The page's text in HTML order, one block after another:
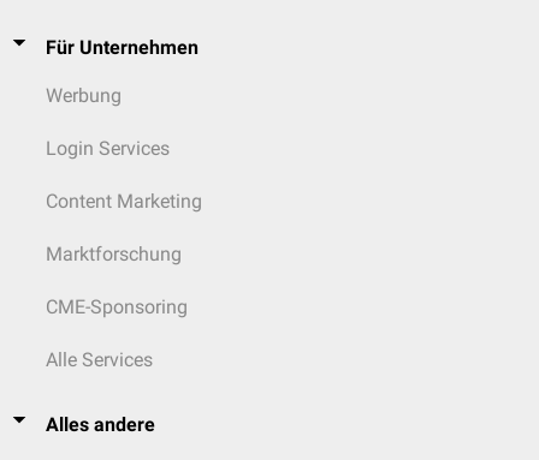
Für Unternehmen
Werbung
Login Services
Content Marketing
Marktforschung
CME-Sponsoring
Alle Services
Alles andere